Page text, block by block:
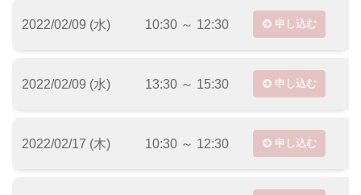
2022/02/09 (水) 10:30 ～ 12:30 申し込む
2022/02/09 (水) 13:30 ～ 15:30 申し込む
2022/02/17 (木) 10:30 ～ 12:30 申し込む